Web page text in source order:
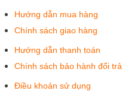
Hướng dẫn mua hàng
Chính sách giao hàng
Hướng dẫn thanh toán
Chính sách bảo hành đổi trả
Điều khoản sử dụng